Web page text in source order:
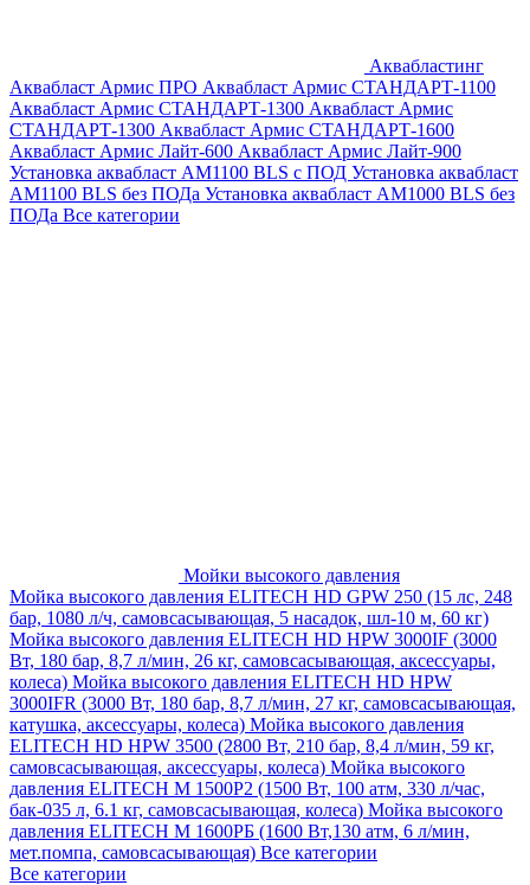
Аквабластинг
Аквабласт Армис ПРО Аквабласт Армис СТАНДАРТ-1100
Аквабласт Армис СТАНДАРТ-1300 Аквабласт Армис
СТАНДАРТ-1300 Аквабласт Армис СТАНДАРТ-1600
Аквабласт Армис Лайт-600 Аквабласт Армис Лайт-900
Установка аквабласт AM1100 BLS с ПОД Установка аквабласт
AM1100 BLS без ПОДа Установка аквабласт AM1000 BLS без
ПОДа Все категории
Мойки высокого давления
Мойка высокого давления ELITECH HD GPW 250 (15 лс, 248
бар, 1080 л/ч, самовсасывающая, 5 насадок, шл-10 м, 60 кг)
Мойка высокого давления ELITECH HD HPW 3000IF (3000
Вт, 180 бар, 8,7 л/мин, 26 кг, самовсасывающая, аксессуары,
колеса) Мойка высокого давления ELITECH HD HPW
3000IFR (3000 Вт, 180 бар, 8,7 л/мин, 27 кг, самовсасывающая,
катушка, аксессуары, колеса) Мойка высокого давления
ELITECH HD HPW 3500 (2800 Вт, 210 бар, 8,4 л/мин, 59 кг,
самовсасывающая, аксессуары, колеса) Мойка высокого
давления ELITECH M 1500P2 (1500 Вт, 100 атм, 330 л/час,
бак-035 л, 6.1 кг, самовсасывающая, колеса) Мойка высокого
давления ELITECH М 1600РБ (1600 Вт,130 атм, 6 л/мин,
мет.помпа, самовсасывающая) Все категории
Все категории